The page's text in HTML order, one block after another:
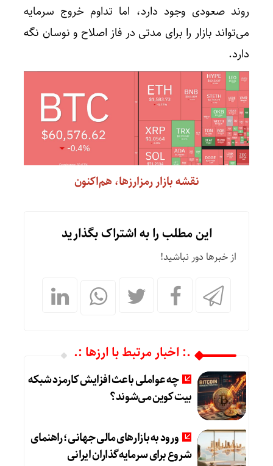
روند صعودی وجود دارد، اما تداوم خروج سرمایه
می‌تواند بازار را برای مدتی در فاز اصلاح و نوسان نگه
دارد.
نقشه بازار رمزارزها، هم‌اکنون
این مطلب را به اشتراک بگذارید
از خبرها دور نباشید!
.: اخبار مرتبط با ارزها :.
چه عواملی باعث افزایش کارمزد شبکه
بیت کوین می‌شوند؟
ورود به بازارهای مالی جهانی؛ راهنمای
شروع برای سرمایه‌گذاران ایرانی